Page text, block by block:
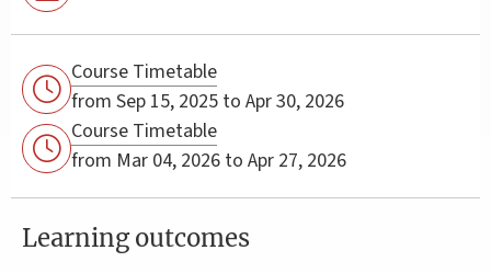
Course Timetable
from Sep 15, 2025 to Apr 30, 2026
Course Timetable
from Mar 04, 2026 to Apr 27, 2026
Learning outcomes